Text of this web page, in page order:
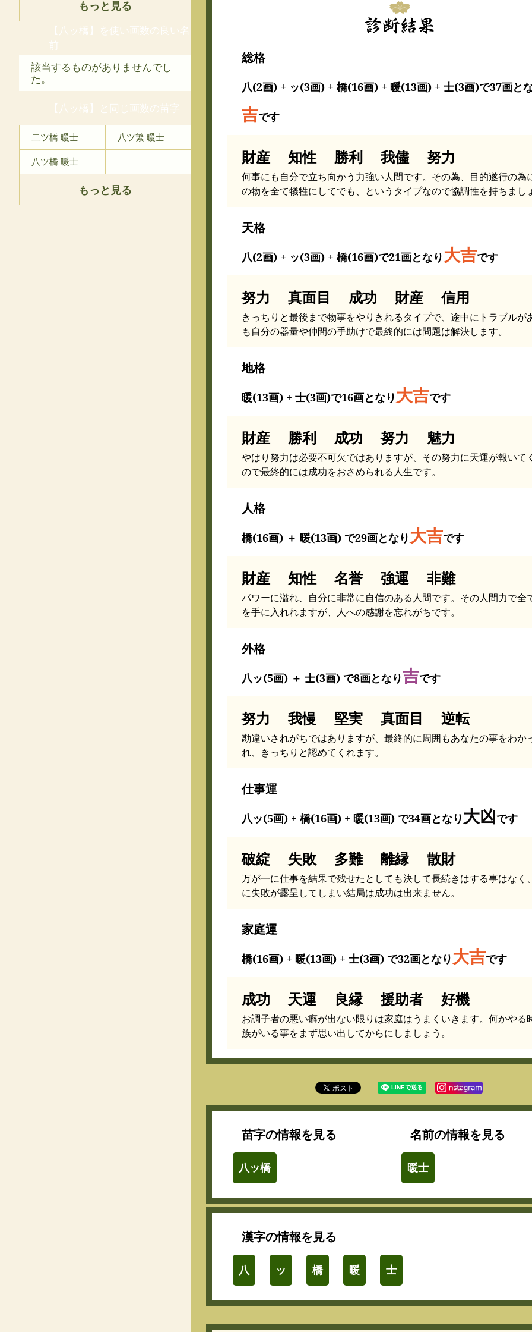
もっと見る
【八ッ橋】を使い画数の良い名
前
該当するものがありませんでし
た。
【八ッ橋】と同じ画数の苗字
二ツ橋 暖士 八ツ繁 暖士
八ツ橋 暖士
もっと見る
総格
八(2画) + ッ(3画) + 橋(16画) + 暖(13画) + 士(3画)で37画と
吉です
財産 知性 勝利 我儘 努力
何事にも自分で立ち向かう力強い人間です。その為、目的遂行の為
の物を全て犠牲にしてでも、というタイプなので協調性を持ちまし
天格
八(2画) + ッ(3画) + 橋(16画)で21画となり 大吉です
努力 真面目 成功 財産 信用
きっちりと最後まで物事をやりきれるタイプで、途中にトラブルが
も自分の器量や仲間の手助けで最終的には問題は解決します。
地格
暖(13画) + 士(3画)で16画となり 大吉です
財産 勝利 成功 努力 魅力
やはり努力は必要不可欠ではありますが、その努力に天運が報いて
ので最終的には成功をおさめられる人生です。
人格
橋(16画) ＋ 暖(13画) で29画となり 大吉です
財産 知性 名誉 強運 非難
パワーに溢れ、自分に非常に自信のある人間です。その人間力で全
を手に入れれますが、人への感謝を忘れがちです。
外格
八ッ(5画) ＋ 士(3画) で8画となり吉です
努力 我慢 堅実 真面目 逆転
勘違いされがちではありますが、最終的に周囲もあなたの事をわか
れ、きっちりと認めてくれます。
仕事運
八ッ(5画) + 橋(16画) + 暖(13画) で34画となり 大凶です
破綻 失敗 多難 離縁 散財
万が一に仕事を結果で残せたとしても決して長続きはする事はなく
に失敗が露呈してしまい結局は成功は出来ません。
家庭運
橋(16画) + 暖(13画) + 士(3画) で32画となり 大吉です
成功 天運 良縁 援助者 好機
お調子者の悪い癖が出ない限りは家庭はうまくいきます。何かやる
族がいる事をまず思い出してからにしましょう。
苗字の情報を見る
八ッ橋
名前の情報を見る
暖士
漢字の情報を見る
八 ッ 橋 暖 士